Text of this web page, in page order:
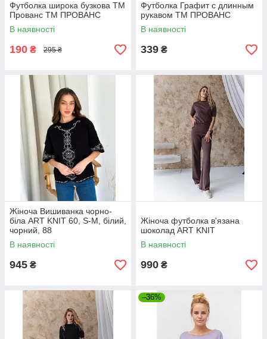
Футболка широка бузкова ТМ
Прованс ТМ ПРОВАНС
В наявності
190 ₴ 295 ₴
Футболка Графит с длинным
рукавом ТМ ПРОВАНС
В наявності
339 ₴
Жіноча Вишиванка чорно-
біла ART KNIT 60, S-M, білий,
чорний, 88
В наявності
945 ₴
Жіноча футболка в'язана
шоколад ART KNIT
В наявності
990 ₴
–36%